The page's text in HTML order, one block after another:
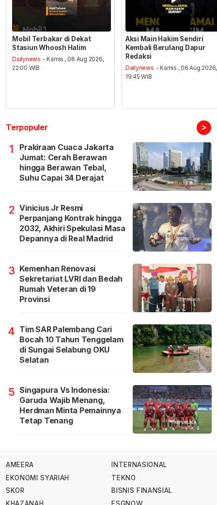
Mobil Terbakar di Dekat
Stasiun Whoosh Halim
Dailynews - Kamis , 06 Aug 2026,
22:00 WIB
Aksi Main Hakim Sendiri
Kembali Berulang Dapur
Redaksi
Dailynews - Kamis , 06 Aug 2026,
19:45 WIB
Terpopuler >
1
Prakiraan Cuaca Jakarta
Jumat: Cerah Berawan
hingga Berawan Tebal,
Suhu Capai 34 Derajat
2 Vinicius Jr Resmi
Perpanjang Kontrak hingga
2032, Akhiri Spekulasi Masa
Depannya di Real Madrid
3 Kemenhan Renovasi
Sekretariat LVRI dan Bedah
Rumah Veteran di 19
Provinsi
4 Tim SAR Palembang Cari
Bocah 10 Tahun Tenggelam
di Sungai Selabung OKU
Selatan
5 Singapura Vs Indonesia:
Garuda Wajib Menang,
Herdman Minta Pemainnya
Tetap Tenang
AMEERA
EKONOMI SYARIAH
SKOR
INTERNASIONAL
TEKNO
BISNIS FINANSIAL